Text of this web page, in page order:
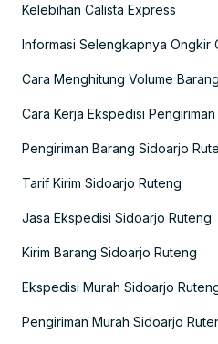
Kelebihan Calista Express
Informasi Selengkapnya Ongkir
Cara Menghitung Volume
Cara Kerja Ekspedisi
Pengiriman Barang Sidoarjo
Tarif Kirim Sidoarjo Ruteng
Jasa Ekspedisi Sidoarjo Ruteng
Kirim Barang Sidoarjo Ruteng
Ekspedisi Murah Sidoarjo
Pengiriman Murah Sidoarjo